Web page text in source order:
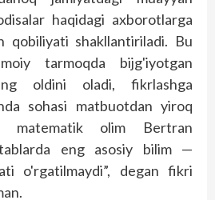
haqidagi axborotlarga
qobiliyati shakllantiriladi. Bu
tarmoqda bijg'iyotgan
oldini oladi, fikrlashga
sohasi matbuotdan yiroq
matematik olim Bertran
eng asosiy bilim —
o'rgatilmaydi”, degan fikri